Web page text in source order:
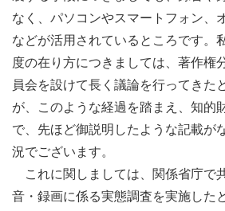
なく、パソコンやスマートフォン、
などが活用されているところです。
度の在り方につきましては、著作権
員会を設けて長く議論を行ってきた
が、このような経過を踏まえ、知的
で、先ほど御説明したような記載が
況でございます。
これに関しましては、関係省庁で
音・録画に係る実態調査を実施した